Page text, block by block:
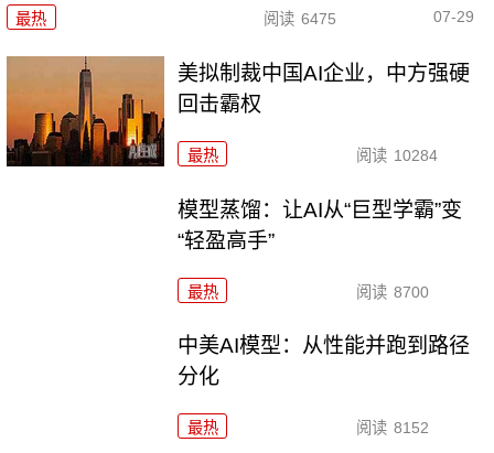
最热 阅读 6475 07-29
美拟制裁中国AI企业，中方强硬
回击霸权
最热 阅读 10284
模型蒸馏：让AI从“巨型学霸”变
“轻盈高手”
最热 阅读 8700
中美AI模型：从性能并跑到路径
分化
最热 阅读 8152